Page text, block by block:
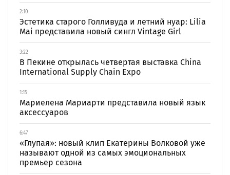
2:10
Эстетика старого Голливуда и летний нуар: Lilia
Mai представила новый сингл Vintage Girl
3:22
В Пекине открылась четвертая выставка China
International Supply Chain Expo
1:15
Мариелена Мариарти представила новый язык
аксессуаров
6:47
«Глупая»: новый клип Екатерины Волковой уже
называют одной из самых эмоциональных
премьер сезона